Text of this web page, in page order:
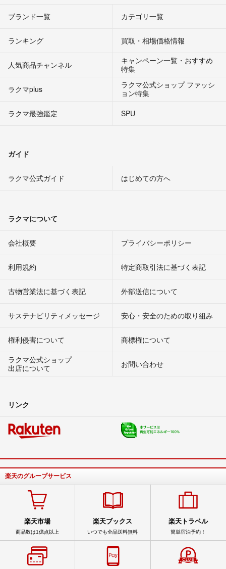
ブランド一覧 カテゴリ一覧
ランキング 買取・相場価格情報
人気商品チャンネル
キャンペーン一覧・おすすめ
特集
ラクマplus
ラクマ公式ショップ ファッシ
ョン特集
ラクマ最強鑑定
SPU
ガイド
ラクマ公式ガイド はじめての方へ
ラクマについて
会社概要 プライバシーポリシー
利用規約 特定商取引法に基づく表記
古物営業法に基づく表記 外部送信について
サステナビリティメッセージ 安心・安全のための取り組み
権利侵害について
商標権について
ラクマ公式ショップ
出店について
お問い合わせ
リンク
楽天のグループサービス
楽天市場
商品数は1億点以上
楽天ブックス
いつでも全品送料無料
楽天トラベル
簡単宿泊予約！